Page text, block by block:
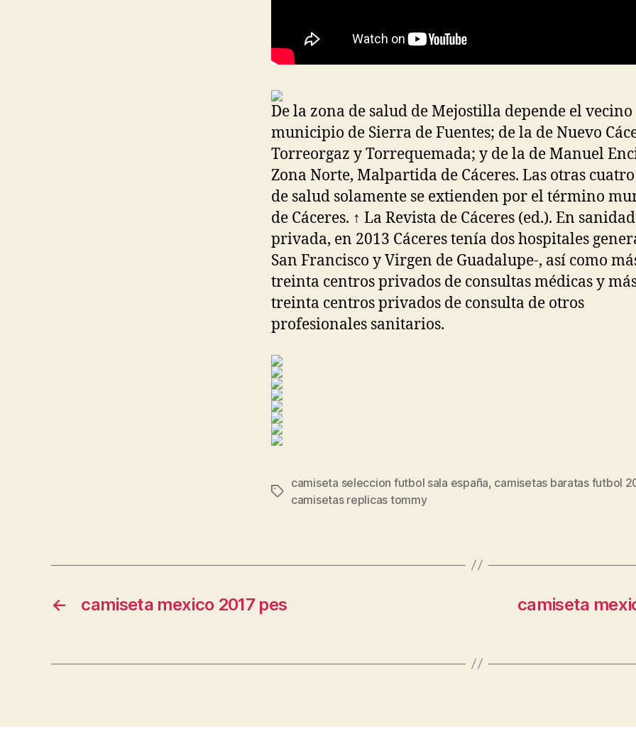
De la zona de salud de Mejostilla depende el vecino
municipio de Sierra de Fuentes; de la de Nuevo
Torreorgaz y Torrequemada; y de la de Manuel
Zona Norte, Malpartida de Cáceres. Las otras
de salud solamente se extienden por el término
de Cáceres. ↑ La Revista de Cáceres (ed.). En sanidad
privada, en 2013 Cáceres tenía dos hospitales
San Francisco y Virgen de Guadalupe-, así como
treinta centros privados de consultas médicas y
treinta centros privados de consulta de otros
profesionales sanitarios.
Etiquetas
camiseta seleccion futbol sala españa, camisetas baratas futbol
camisetas replicas tommy
← camiseta mexico 2017 pes camiseta